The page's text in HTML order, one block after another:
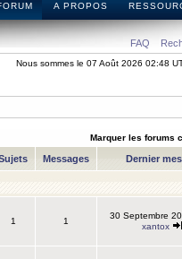
A PROPOS
FAQ
Nous sommes le 07 Août 2026 02:48
Marquer les forums
Messages Dernier
1 1
30 Septembre
xantox